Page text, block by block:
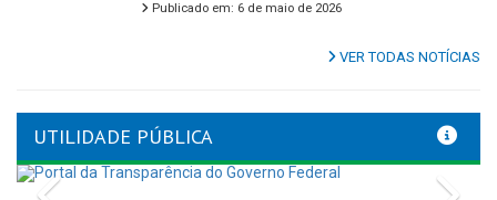
Publicado em: 6 de maio de 2026
VER TODAS NOTÍCIAS
UTILIDADE PÚBLICA
Previous